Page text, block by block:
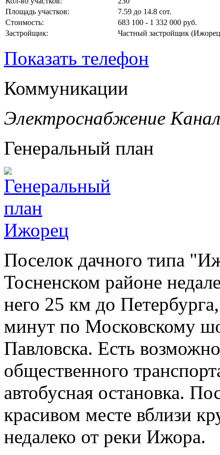
Площадь участков:
7.59 до 14.8 сот.
Стоимость:
683 100 - 1 332 000 руб.
Застройщик:
Частный застройщик
Показать телефон
Коммуникации
Электроснабжение
Генеральный план
Поселок дачного типа
Тосненском районе
него 25 км до
минут по Московскому
Павловска. Есть
общественного
автобусная остановка.
красивом месте вблизи
недалеко от реки Ижора.